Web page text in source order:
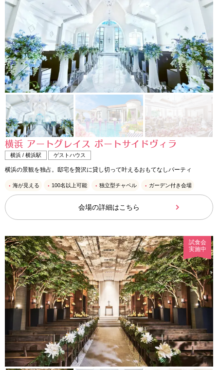
横浜 アートグレイス ポートサイドヴィラ
横浜 / 横浜駅 ゲストハウス
横浜の景観を独占。邸宅を贅沢に貸し切って叶えるおもてなしパーティ
海が見える 100名以上可能 独立型チャペル ガーデン付き会場
会場の詳細はこちら
試食会
実施中